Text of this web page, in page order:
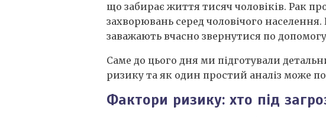
що забирає життя тисяч чоловіків. Рак
захворювань серед чоловічого населення.
заважають вчасно звернутися по
Саме до цього дня ми підготували
ризику та як один простий аналіз може
Фактори ризику: хто під